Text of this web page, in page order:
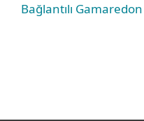
Bağlantılı